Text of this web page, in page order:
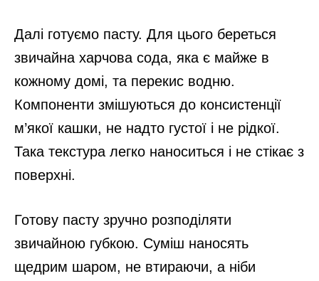
Далі готуємо пасту. Для цього береться
звичайна харчова сода, яка є майже в
кожному домі, та перекис водню.
Компоненти змішуються до консистенції
м’якої кашки, не надто густої і не рідкої.
Така текстура легко наноситься і не стікає з
поверхні.
Готову пасту зручно розподіляти
звичайною губкою. Суміш наносять
щедрим шаром, не втираючи, а ніби